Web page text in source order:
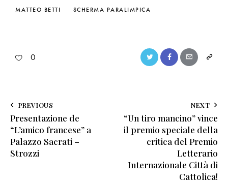
MATTEO BETTI
SCHERMA PARALIMPICA
0
PREVIOUS
Presentazione de
“L’amico francese” a
Palazzo Sacrati –
Strozzi
NEXT
“Un tiro mancino” vince
il premio speciale della
critica del Premio
Letterario
Internazionale Città di
Cattolica!